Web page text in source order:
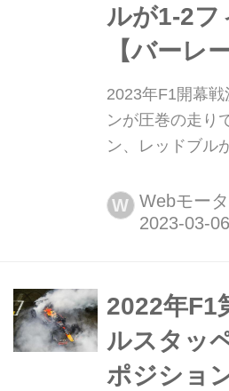
ルが1-2フ
【バーレ
2023年F1開幕
ンが圧巻の走り
ン、レッドブル
時間)、F1開幕戦
バーレーン・イ
位にレッドブル
3位にはアスト
デスのフェルナ
た。アルファ...
W Webモー
2022年F1
ルスタッ
ポジショ